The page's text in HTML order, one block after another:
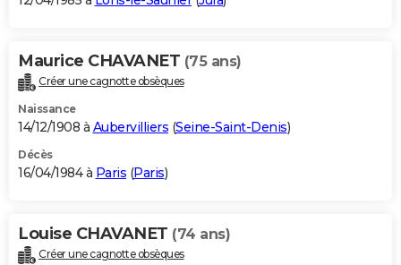
Maurice CHAVANET (75 ans)
Créer une cagnotte obsèques
Naissance
14/12/1908 à Aubervilliers (Seine-Saint-Denis)
Décès
16/04/1984 à Paris (Paris)
Louise CHAVANET (74 ans)
Créer une cagnotte obsèques